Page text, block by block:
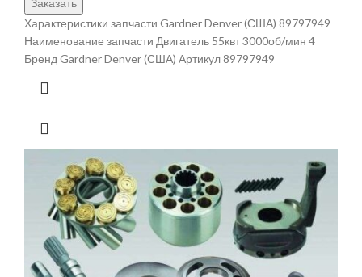
Заказать
Характеристики запчасти Gardner Denver (США) 89797949
Наименование запчасти Двигатель 55квт 3000об/мин 4
Бренд Gardner Denver (США) Артикул 89797949